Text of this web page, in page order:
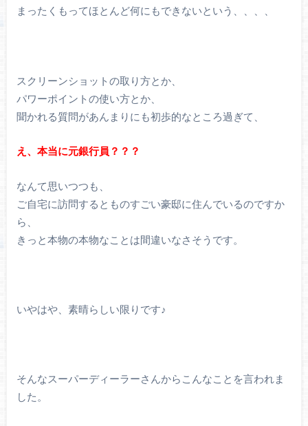
まったくもってほとんど何にもできないという、、、、
スクリーンショットの取り方とか、
パワーポイントの使い方とか、
聞かれる質問があんまりにも初歩的なところ過ぎて、
え、本当に元銀行員？？？
なんて思いつつも、
ご自宅に訪問するとものすごい豪邸に住んでいるのですか
ら、
きっと本物の本物なことは間違いなさそうです。
いやはや、素晴らしい限りです♪
そんなスーパーディーラーさんからこんなことを言われま
した。